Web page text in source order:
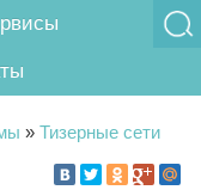
» Тизерные сети